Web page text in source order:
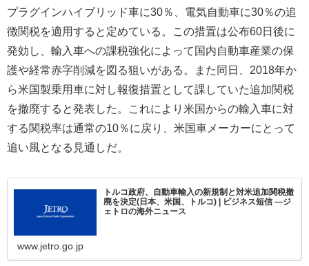
プラグインハイブリッド車に30％、電気自動車に30％の追
徴関税を適用すると定めている。この措置は公布60日後に
発効し、輸入車への課税強化によって国内自動車産業の保
護や経常赤字削減を図る狙いがある。また同日、2018年か
ら米国製乗用車に対し報復措置として課していた追加関税
を撤廃すると発表した。これにより米国からの輸入車に対
する関税率は通常の10％に戻り、米国車メーカーにとって
追い風となる見通しだ。
トルコ政府、自動車輸入の新規制と対米追加関税撤
廃を決定(日本、米国、トルコ) | ビジネス短信 ―ジ
ェトロの海外ニュース
www.jetro.go.jp